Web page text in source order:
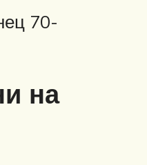
70-
на